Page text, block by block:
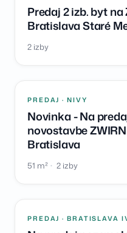
Predaj 2 izb. byt
Bratislava Staré
2 izby
PREDAJ · NIVY
Novinka - Na
novostavbe
Bratislava
51 m² 2 izby
PREDAJ · BRATISLAVA